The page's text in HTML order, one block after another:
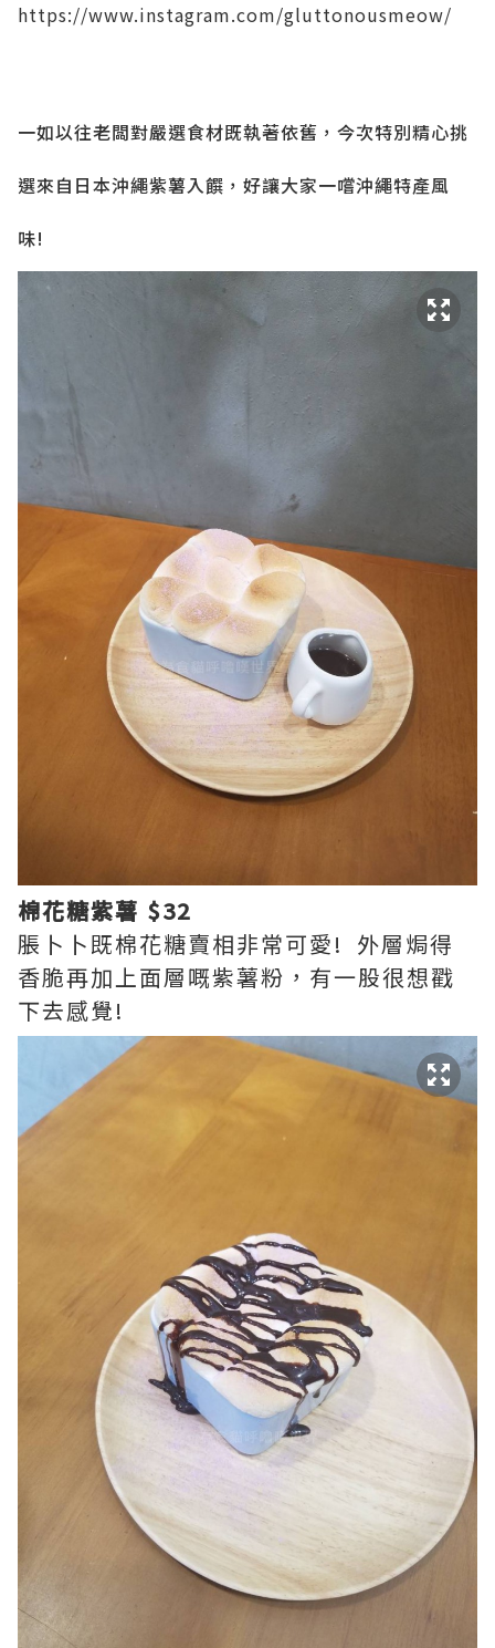
https://www.instagram.com/gluttonousmeow/
一如以往老闆對嚴選食材既執著依舊 ， 今次特別精心挑
選來自日本沖繩紫薯入饌，好讓大家一嚐沖繩特產風
味!
棉花糖紫薯 $32
脹卜卜既棉花糖賣相非常可愛! 外層焗得
香脆再加上面層嘅紫薯粉，有一股很想戳
下去感覺!